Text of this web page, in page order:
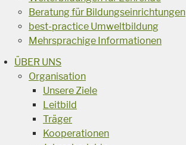
Beratung für Bildungseinrichtungen
best-practice Umweltbildung
Mehrsprachige Informationen
ÜBER UNS
Organisation
Unsere Ziele
Leitbild
Träger
Kooperationen